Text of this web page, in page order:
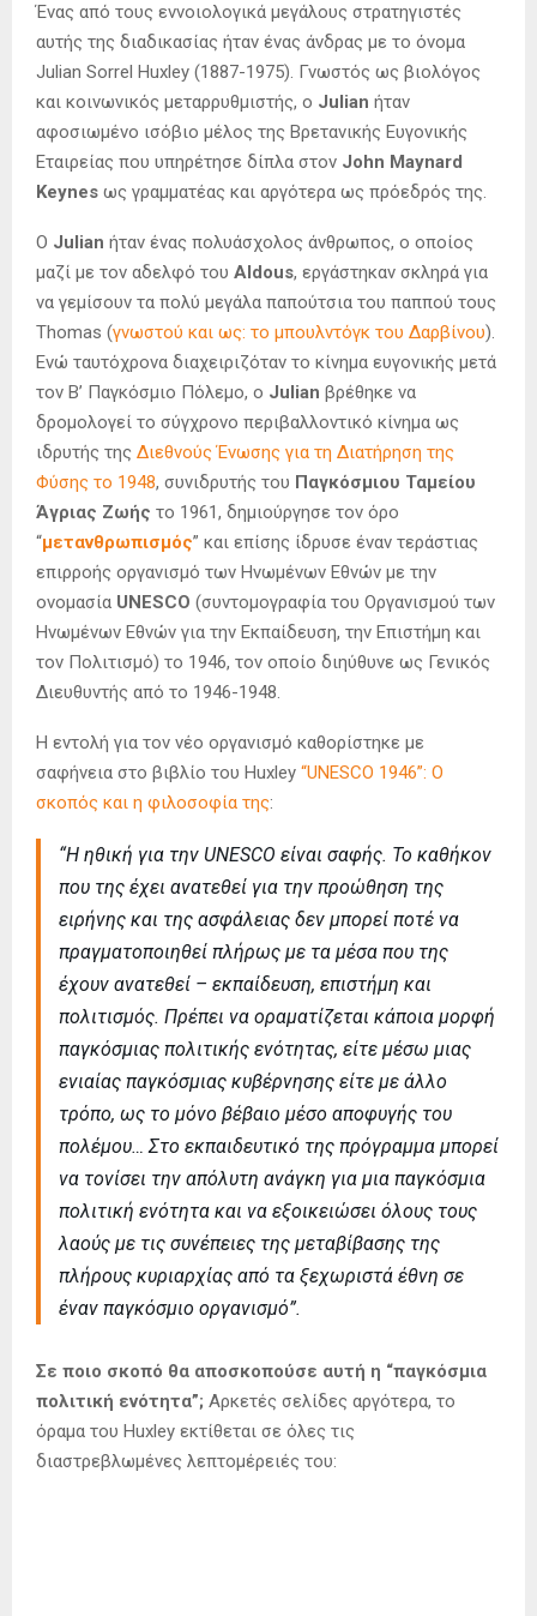
Ένας από τους εννοιολογικά μεγάλους στρατηγιστές
αυτής της διαδικασίας ήταν ένας άνδρας με το όνομα
Julian Sorrel Huxley (1887-1975). Γνωστός ως βιολόγος
και κοινωνικός μεταρρυθμιστής, ο Julian ήταν
αφοσιωμένο ισόβιο μέλος της Βρετανικής Ευγονικής
Εταιρείας που υπηρέτησε δίπλα στον John Maynard
Keynes ως γραμματέας και αργότερα ως πρόεδρός της.
Ο Julian ήταν ένας πολυάσχολος άνθρωπος, ο οποίος
μαζί με τον αδελφό του Aldous, εργάστηκαν σκληρά για
να γεμίσουν τα πολύ μεγάλα παπούτσια του παππού τους
Thomas (γνωστού και ως: το μπουλντόγκ του Δαρβίνου).
Ενώ ταυτόχρονα διαχειριζόταν το κίνημα ευγονικής μετά
τον Β’ Παγκόσμιο Πόλεμο, ο Julian βρέθηκε να
δρομολογεί το σύγχρονο περιβαλλοντικό κίνημα ως
ιδρυτής της Διεθνούς Ένωσης για τη Διατήρηση της
Φύσης το 1948, συνιδρυτής του Παγκόσμιου Ταμείου
Άγριας Ζωής το 1961, δημιούργησε τον όρο
“μετανθρωπισμός” και επίσης ίδρυσε έναν τεράστιας
επιρροής οργανισμό των Ηνωμένων Εθνών με την
ονομασία UNESCO (συντομογραφία του Οργανισμού των
Ηνωμένων Εθνών για την Εκπαίδευση, την Επιστήμη και
τον Πολιτισμό) το 1946, τον οποίο διηύθυνε ως Γενικός
Διευθυντής από το 1946-1948.
Η εντολή για τον νέο οργανισμό καθορίστηκε με
σαφήνεια στο βιβλίο του Huxley “UNESCO 1946”: Ο
σκοπός και η φιλοσοφία της:
“Η ηθική για την UNESCO είναι σαφής. Το καθήκον
που της έχει ανατεθεί για την προώθηση της
ειρήνης και της ασφάλειας δεν μπορεί ποτέ να
πραγματοποιηθεί πλήρως με τα μέσα που της
έχουν ανατεθεί – εκπαίδευση, επιστήμη και
πολιτισμός. Πρέπει να οραματίζεται κάποια μορφή
παγκόσμιας πολιτικής ενότητας, είτε μέσω μιας
ενιαίας παγκόσμιας κυβέρνησης είτε με άλλο
τρόπο, ως το μόνο βέβαιο μέσο αποφυγής του
πολέμου… Στο εκπαιδευτικό της πρόγραμμα μπορεί
να τονίσει την απόλυτη ανάγκη για μια παγκόσμια
πολιτική ενότητα και να εξοικειώσει όλους τους
λαούς με τις συνέπειες της μεταβίβασης της
πλήρους κυριαρχίας από τα ξεχωριστά έθνη σε
έναν παγκόσμιο οργανισμό”.
Σε ποιο σκοπό θα αποσκοπούσε αυτή η “παγκόσμια
πολιτική ενότητα”; Αρκετές σελίδες αργότερα, το
όραμα του Huxley εκτίθεται σε όλες τις
διαστρεβλωμένες λεπτομέρειές του: